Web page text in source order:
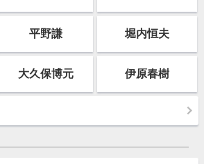
平野謙 堀内恒夫
大久保博元 伊原春樹